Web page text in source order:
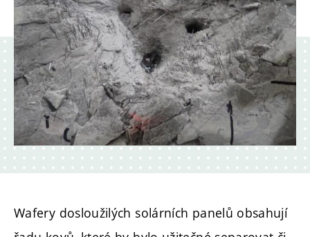
Wafery dosloužilých solárních panelů obsahují